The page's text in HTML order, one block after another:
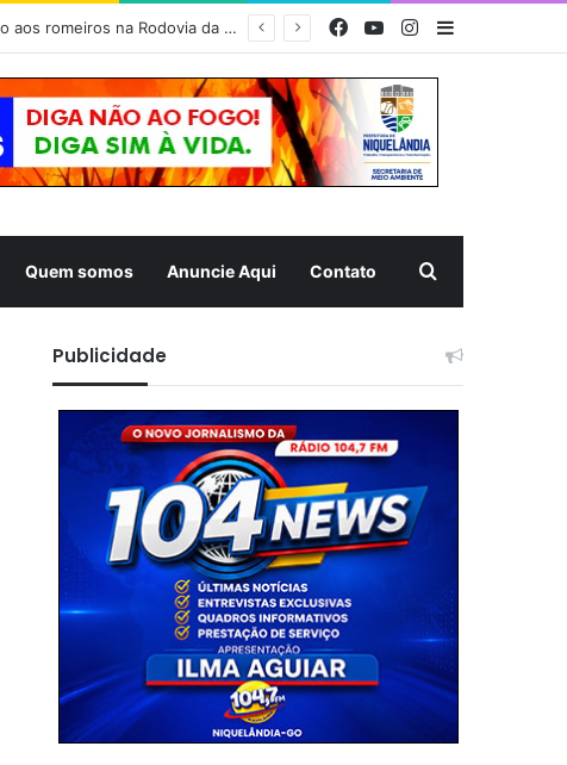
MUQUÉM 2026 – Estrutura da Prefeitura de Niquelândia oferece acolhimento e atendimento aos romeiros na Rodovia da Fé nesta noite FacebookYouTubeInstagram
Quem somos Anuncie Aqui Contato
Publicidade